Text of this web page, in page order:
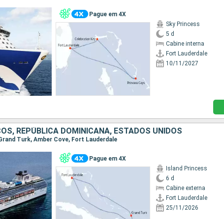
Pague em 4X
Sky Princess
5 d
Cabine interna
Fort Lauderdale
10/11/2027
REPÚBLICA DOMINICANA, ESTADOS UNIDOS
Turk, Amber Cove, Fort Lauderdale
Pague em 4X
Island Princess
6 d
Cabine externa
Fort Lauderdale
25/11/2026